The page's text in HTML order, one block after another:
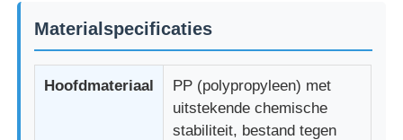
Materialspecificaties
Hoofdmateriaal
PP (polypropyleen) met
uitstekende chemische
stabiliteit, bestand tegen